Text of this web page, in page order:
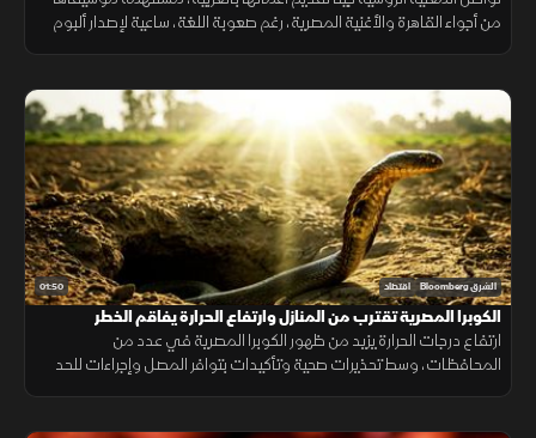
من أجواء القاهرة والأغنية المصرية، رغم صعوبة اللغة، ساعية لإصدار ألبوم
01:50 الشرق Bloomberg اقتصاد
الكوبرا المصرية تقترب من المنازل وارتفاع الحرارة يفاقم الخطر
ارتفاع درجات الحرارة يزيد من ظهور الكوبرا المصرية في عدد من
المحافظات، وسط تحذيرات صحية وتأكيدات بتوافر المصل وإجراءات للحد